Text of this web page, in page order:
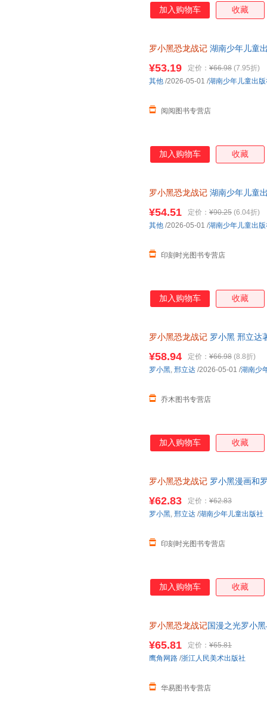
加入购物车 收藏
罗小黑恐龙战记 湖南少年儿童
¥53.19 定价： ¥66.98 (7.95折)
阅阅图书专营店
其他 /2026-05-01 /湖南少年儿童出
加入购物车 收藏
罗小黑恐龙战记 湖南少年儿童
¥54.51 定价： ¥90.25 (6.04折)
印刻时光图书专营店
其他 /2026-05-01 /湖南少年儿童出
加入购物车 收藏
罗小黑恐龙战记 罗小黑 邢立达
¥58.94 定价： ¥66.98 (8.8折)
乔木图书专营店
罗小黑, 邢立达 /2026-05-01 /湖南少
加入购物车 收藏
罗小黑恐龙战记 罗小黑漫画和
¥62.83 定价： ¥62.83
印刻时光图书专营店
罗小黑, 邢立达 /湖南少年儿童出版社
加入购物车 收藏
罗小黑恐龙战记 国漫之光罗小
¥65.81 定价： ¥65.81
华易图书专营店
鹰角网路 /浙江人民美术出版社